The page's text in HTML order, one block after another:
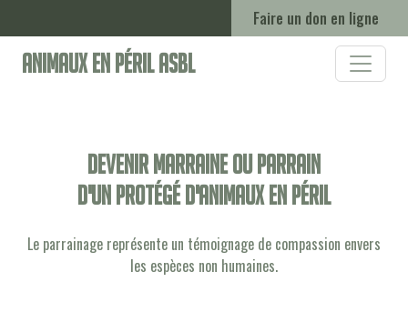
Faire un don en ligne
Animaux en Péril ASBL
Devenir marraine ou parrain
d'un protégé d'animaux en péril
Le parrainage représente un témoignage de compassion envers
les espèces non humaines.